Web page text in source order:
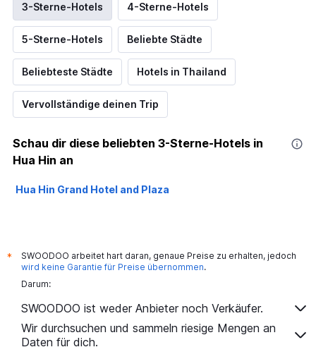
3-Sterne-Hotels 4-Sterne-Hotels
5-Sterne-Hotels Beliebte Städte
Beliebteste Städte Hotels in Thailand
Vervollständige deinen Trip
Schau dir diese beliebten 3-Sterne-Hotels in
Hua Hin an
Hua Hin Grand Hotel and Plaza
*
SWOODOO arbeitet hart daran, genaue Preise zu erhalten, jedoch
wird keine Garantie für Preise übernommen.
Darum:
SWOODOO ist weder Anbieter noch Verkäufer.
Wir durchsuchen und sammeln riesige Mengen an
Daten für dich.